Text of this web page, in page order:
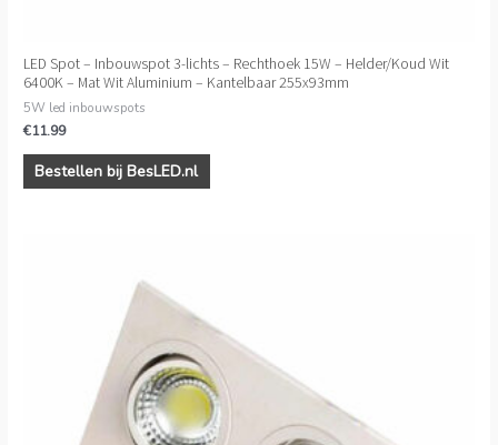
LED Spot – Inbouwspot 3-lichts – Rechthoek 15W – Helder/Koud Wit
6400K – Mat Wit Aluminium – Kantelbaar 255x93mm
5W led inbouwspots
€11.99
Bestellen bij BesLED.nl